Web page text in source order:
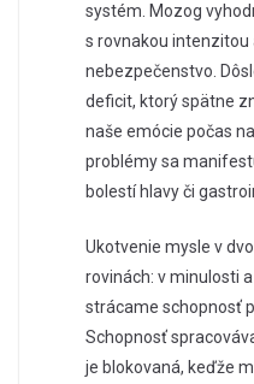
systém. Mozog
s rovnakou
nebezpečenstvo.
deficit, ktorý spätne
naše emócie počas
problémy sa
bolestí hlavy či
Ukotvenie mysle v
rovinách: v minulosti
strácame schopnosť
Schopnosť
je blokovaná, keďže